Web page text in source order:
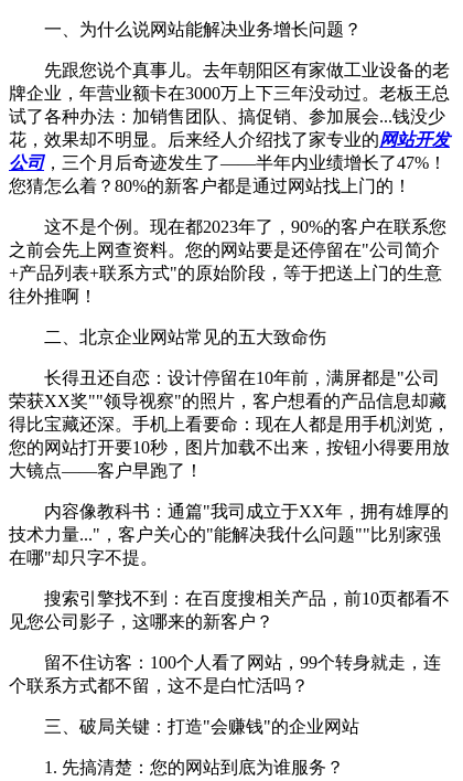
一、为什么说网站能解决业务增长问题？
先跟您说个真事儿。去年朝阳区有家做工业设备的老
牌企业，年营业额卡在3000万上下三年没动过。老板王总
试了各种办法：加销售团队、搞促销、参加展会...钱没少
花，效果却不明显。后来经人介绍找了家专业的网站开发
公司，三个月后奇迹发生了——半年内业绩增长了47%！
您猜怎么着？80%的新客户都是通过网站找上门的！
这不是个例。现在都2023年了，90%的客户在联系您
之前会先上网查资料。您的网站要是还停留在"公司简介
+产品列表+联系方式"的原始阶段，等于把送上门的生意
往外推啊！
二、北京企业网站常见的五大致命伤
长得丑还自恋：设计停留在10年前，满屏都是"公司
荣获XX奖""领导视察"的照片，客户想看的产品信息却藏
得比宝藏还深。手机上看要命：现在人都是用手机浏览，
您的网站打开要10秒，图片加载不出来，按钮小得要用放
大镜点——客户早跑了！
内容像教科书：通篇"我司成立于XX年，拥有雄厚的
技术力量..."，客户关心的"能解决我什么问题""比别家强
在哪"却只字不提。
搜索引擎找不到：在百度搜相关产品，前10页都看不
见您公司影子，这哪来的新客户？
留不住访客：100个人看了网站，99个转身就走，连
个联系方式都不留，这不是白忙活吗？
三、破局关键：打造"会赚钱"的企业网站
1. 先搞清楚：您的网站到底为谁服务？